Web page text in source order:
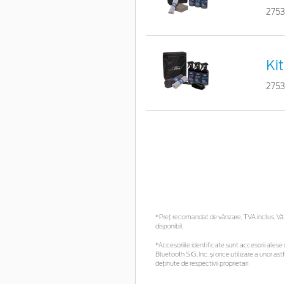
*Preţ recomandat de vânzare, TVA inclus.
disponibil.
*Accesoriile identificate sunt accesorii alese
Bluetooth SIG, Inc. și orice utilizare a unor
deținute de respectivii proprietari